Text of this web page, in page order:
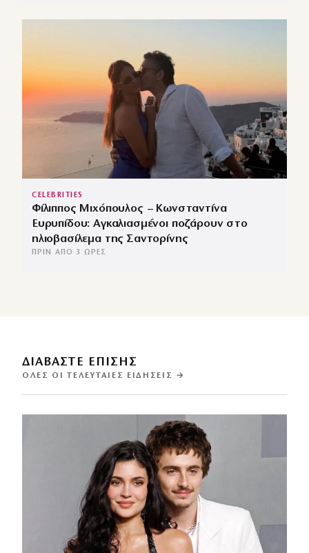
CELEBRITIES
Φίλιππος Μιχόπουλος – Κωνσταντίνα
Ευρυπίδου: Αγκαλιασμένοι ποζάρουν στο
ηλιοβασίλεμα της Σαντορίνης
ΠΡΙΝ ΑΠΌ 3 ΏΡΕΣ
ΔΙΑΒΑΣΤΕ ΕΠΙΣΗΣ
ΌΛΕΣ ΟΙ ΤΕΛΕΥΤΑΊΕΣ ΕΙΔΉΣΕΙΣ →